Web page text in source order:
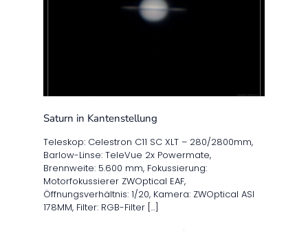
Saturn in Kantenstellung
Teleskop: Celestron C11 SC XLT – 280/2800mm,
Barlow-Linse: TeleVue 2x Powermate,
Brennweite: 5.600 mm, Fokussierung:
Motorfokussierer ZWOptical EAF,
Öffnungsverhältnis: 1/20, Kamera: ZWOptical ASI
178MM, Filter: RGB-Filter […]